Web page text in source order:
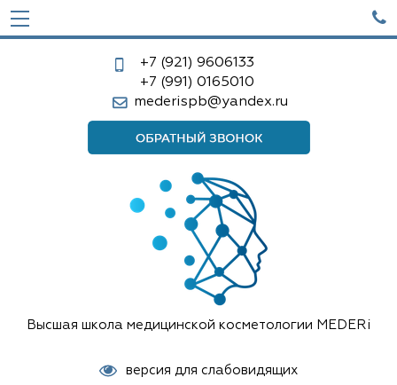

+7 (921) 9606133
+7 (991) 0165010
mederispb@yandex.ru
Высшая школа медицинской косметологии MEDERi
версия для слабовидящих